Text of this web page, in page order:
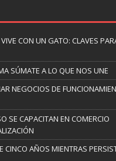
CON UN GATO: CLAVES
SÚMATE A LO QUE NOS UNE
NEGOCIOS DE
SE CAPACITAN EN COMERCIO
CINCO AÑOS MIENTRAS